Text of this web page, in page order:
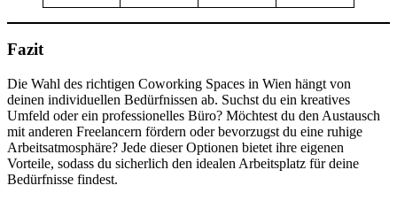
Fazit
Die Wahl des richtigen Coworking Spaces in Wien hängt von
deinen individuellen Bedürfnissen ab. Suchst du ein kreatives
Umfeld oder ein professionelles Büro? Möchtest du den Austausch
mit anderen Freelancern fördern oder bevorzugst du eine ruhige
Arbeitsatmosphäre? Jede dieser Optionen bietet ihre eigenen
Vorteile, sodass du sicherlich den idealen Arbeitsplatz für deine
Bedürfnisse findest.